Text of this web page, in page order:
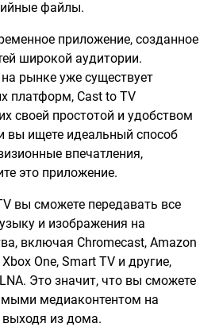
файлы.
приложение, созданное
широкой аудитории.
рынке уже существует
платформ, Cast to TV
своей простотой и удобством
вы ищете идеальный способ
впечатления,
это приложение.
вы сможете передавать все
и изображения на
включая Chromecast, Amazon
One, Smart TV и другие,
Это значит, что вы сможете
медиаконтентом на
из дома.